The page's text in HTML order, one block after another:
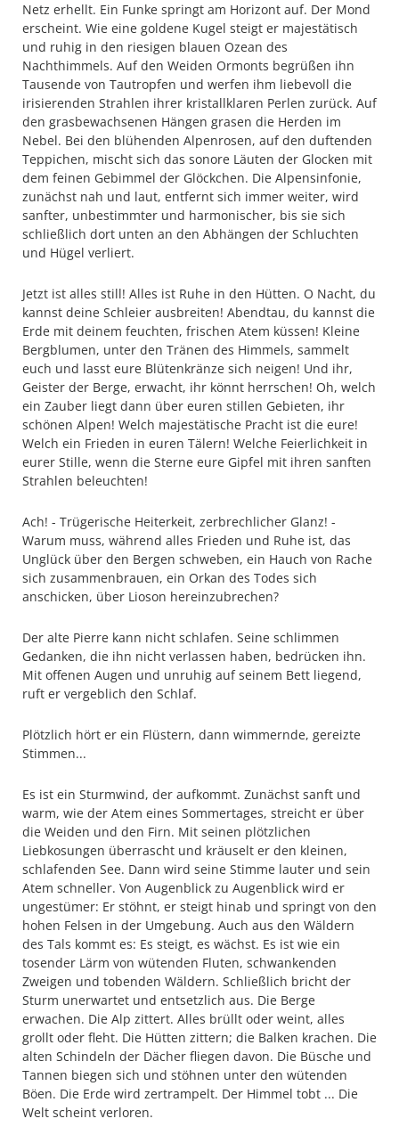
Netz erhellt. Ein Funke springt am Horizont auf. Der Mond
erscheint. Wie eine goldene Kugel steigt er majestätisch
und ruhig in den riesigen blauen Ozean des
Nachthimmels. Auf den Weiden Ormonts begrüßen ihn
Tausende von Tautropfen und werfen ihm liebevoll die
irisierenden Strahlen ihrer kristallklaren Perlen zurück. Auf
den grasbewachsenen Hängen grasen die Herden im
Nebel. Bei den blühenden Alpenrosen, auf den duftenden
Teppichen, mischt sich das sonore Läuten der Glocken mit
dem feinen Gebimmel der Glöckchen. Die Alpensinfonie,
zunächst nah und laut, entfernt sich immer weiter, wird
sanfter, unbestimmter und harmonischer, bis sie sich
schließlich dort unten an den Abhängen der Schluchten
und Hügel verliert.
Jetzt ist alles still! Alles ist Ruhe in den Hütten. O Nacht, du
kannst deine Schleier ausbreiten! Abendtau, du kannst die
Erde mit deinem feuchten, frischen Atem küssen! Kleine
Bergblumen, unter den Tränen des Himmels, sammelt
euch und lasst eure Blütenkränze sich neigen! Und ihr,
Geister der Berge, erwacht, ihr könnt herrschen! Oh, welch
ein Zauber liegt dann über euren stillen Gebieten, ihr
schönen Alpen! Welch majestätische Pracht ist die eure!
Welch ein Frieden in euren Tälern! Welche Feierlichkeit in
eurer Stille, wenn die Sterne eure Gipfel mit ihren sanften
Strahlen beleuchten!
Ach! - Trügerische Heiterkeit, zerbrechlicher Glanz! -
Warum muss, während alles Frieden und Ruhe ist, das
Unglück über den Bergen schweben, ein Hauch von Rache
sich zusammenbrauen, ein Orkan des Todes sich
anschicken, über Lioson hereinzubrechen?
Der alte Pierre kann nicht schlafen. Seine schlimmen
Gedanken, die ihn nicht verlassen haben, bedrücken ihn.
Mit offenen Augen und unruhig auf seinem Bett liegend,
ruft er vergeblich den Schlaf.
Plötzlich hört er ein Flüstern, dann wimmernde, gereizte
Stimmen...
Es ist ein Sturmwind, der aufkommt. Zunächst sanft und
warm, wie der Atem eines Sommertages, streicht er über
die Weiden und den Firn. Mit seinen plötzlichen
Liebkosungen überrascht und kräuselt er den kleinen,
schlafenden See. Dann wird seine Stimme lauter und sein
Atem schneller. Von Augenblick zu Augenblick wird er
ungestümer: Er stöhnt, er steigt hinab und springt von den
hohen Felsen in der Umgebung. Auch aus den Wäldern
des Tals kommt es: Es steigt, es wächst. Es ist wie ein
tosender Lärm von wütenden Fluten, schwankenden
Zweigen und tobenden Wäldern. Schließlich bricht der
Sturm unerwartet und entsetzlich aus. Die Berge
erwachen. Die Alp zittert. Alles brüllt oder weint, alles
grollt oder fleht. Die Hütten zittern; die Balken krachen. Die
alten Schindeln der Dächer fliegen davon. Die Büsche und
Tannen biegen sich und stöhnen unter den wütenden
Böen. Die Erde wird zertrampelt. Der Himmel tobt ... Die
Welt scheint verloren.